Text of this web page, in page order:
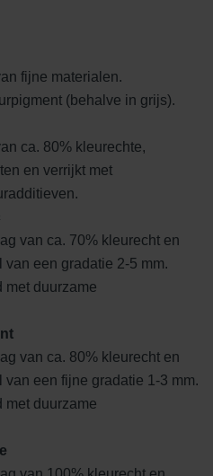
fijne materialen.
(behalve in grijs).
ca. 80% kleurechte,
en verrijkt met
van ca. 70% kleurecht en
van een gradatie 2-5 mm.
met duurzame
van ca. 80% kleurecht en
van een fijne gradatie 1-3 mm.
met duurzame